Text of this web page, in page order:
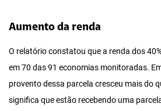
Aumento da renda
O relatório constatou que a renda dos
em 70 das 91 economias monitoradas.
provento dessa parcela cresceu mais do
significa que estão recebendo uma